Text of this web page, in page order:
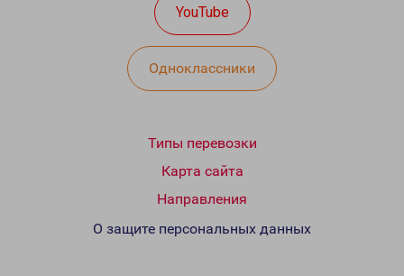
YouTube
Одноклассники
Типы перевозки
Карта сайта
Направления
О защите персональных данных